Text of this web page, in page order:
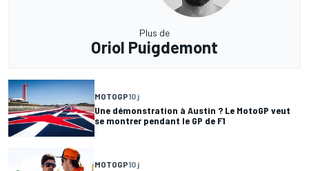
Plus de
Oriol Puigdemont
MOTOGP10 j
Une démonstration à Austin ? Le MotoGP veut
se montrer pendant le GP de F1
MOTOGP10 j